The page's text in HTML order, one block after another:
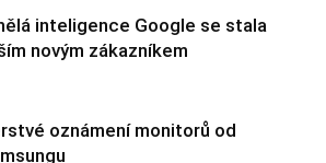
inteligence Google se stala
novým zákazníkem
oznámení monitorů od